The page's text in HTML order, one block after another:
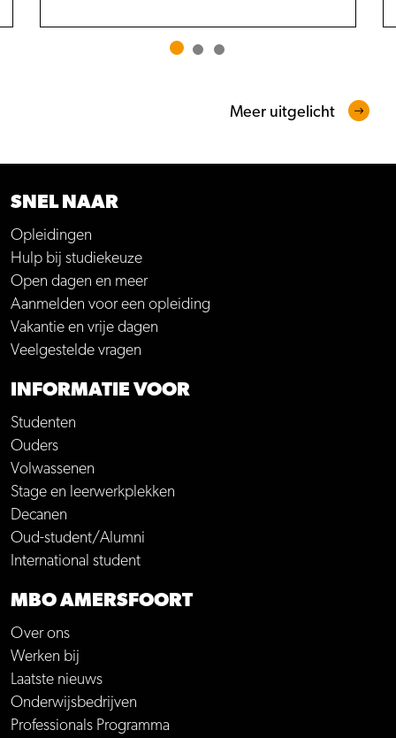
Meer uitgelicht
SNEL NAAR
Opleidingen
Hulp bij studiekeuze
Open dagen en meer
Aanmelden voor een opleiding
Vakantie en vrije dagen
Veelgestelde vragen
INFORMATIE VOOR
Studenten
Ouders
Volwassenen
Stage en leerwerkplekken
Decanen
Oud-student/Alumni
International student
MBO AMERSFOORT
Over ons
Werken bij
Laatste nieuws
Onderwijsbedrijven
Professionals Programma